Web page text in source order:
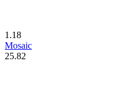
1.18
Mosaic
25.82